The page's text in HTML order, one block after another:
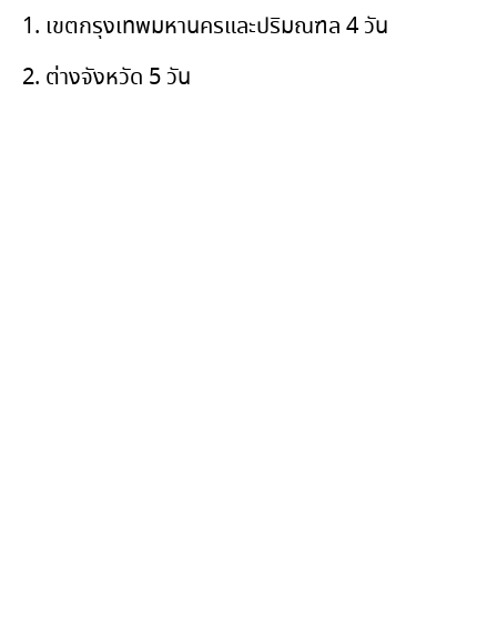
1. เขตกรุงเทพมหานครและปริมณฑล 4 วัน
2. ต่างจังหวัด 5 วัน